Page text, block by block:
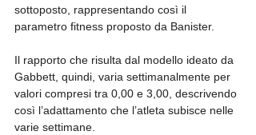
sottoposto, rappresentando così il
parametro fitness proposto da Banister.
Il rapporto che risulta dal modello ideato da
Gabbett, quindi, varia settimanalmente per
valori compresi tra 0,00 e 3,00, descrivendo
così l’adattamento che l’atleta subisce nelle
varie settimane.